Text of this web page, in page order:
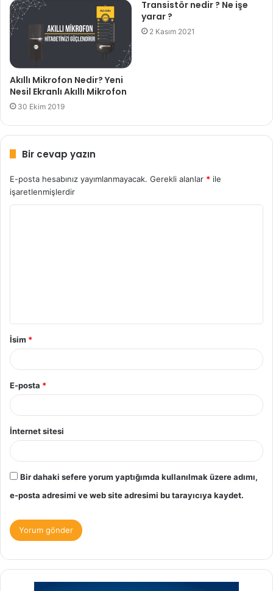
Akıllı Mikrofon Nedir? Yeni
Nesil Ekranlı Akıllı Mikrofon
30 Ekim 2019
Transistör nedir ? Ne işe
yarar ?
2 Kasım 2021
Bir cevap yazın
E-posta hesabınız yayımlanmayacak. Gerekli alanlar * ile
işaretlenmişlerdir
İsim *
E-posta *
İnternet sitesi
Bir dahaki sefere yorum yaptığımda kullanılmak üzere adımı,
e-posta adresimi ve web site adresimi bu tarayıcıya kaydet.